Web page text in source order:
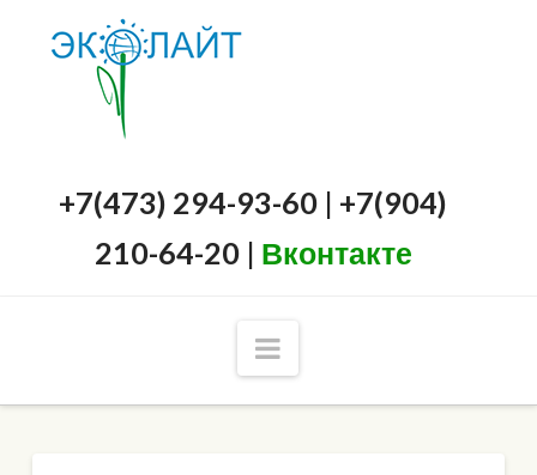
+7(473) 294-93-60 | +7(904)
210-64-20 | Вконтакте
Navigation